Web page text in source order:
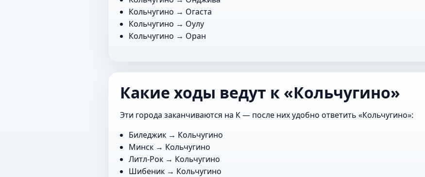
Кольчугино → Огаста
Кольчугино → Оулу
Кольчугино → Оран
Какие ходы ведут к «Кольчугино»
Эти города заканчиваются на К — после них удобно ответить «Кольчугино»:
Биледжик → Кольчугино
Минск → Кольчугино
Литл-Рок → Кольчугино
Шибеник → Кольчугино